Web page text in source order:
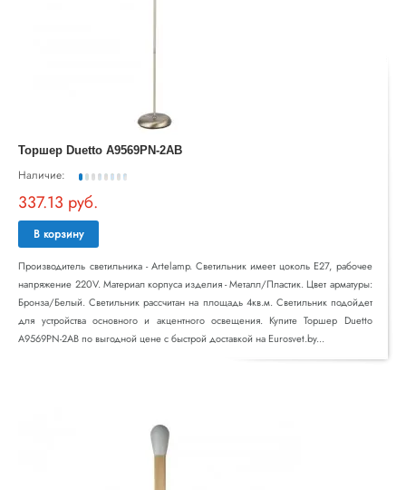
Торшер Duetto A9569PN-2AB
Наличие:
337.13 руб.
В корзину
Производитель светильника - Artelamp. Светильник имеет цоколь E27, рабочее
напряжение 220V. Материал корпуса изделия - Металл/Пластик. Цвет арматуры:
Бронза/Белый. Светильник рассчитан на площадь 4кв.м. Светильник подойдет
для устройства основного и акцентного освещения. Купите Торшер Duetto
A9569PN-2AB по выгодной цене с быстрой доставкой на Eurosvet.by...